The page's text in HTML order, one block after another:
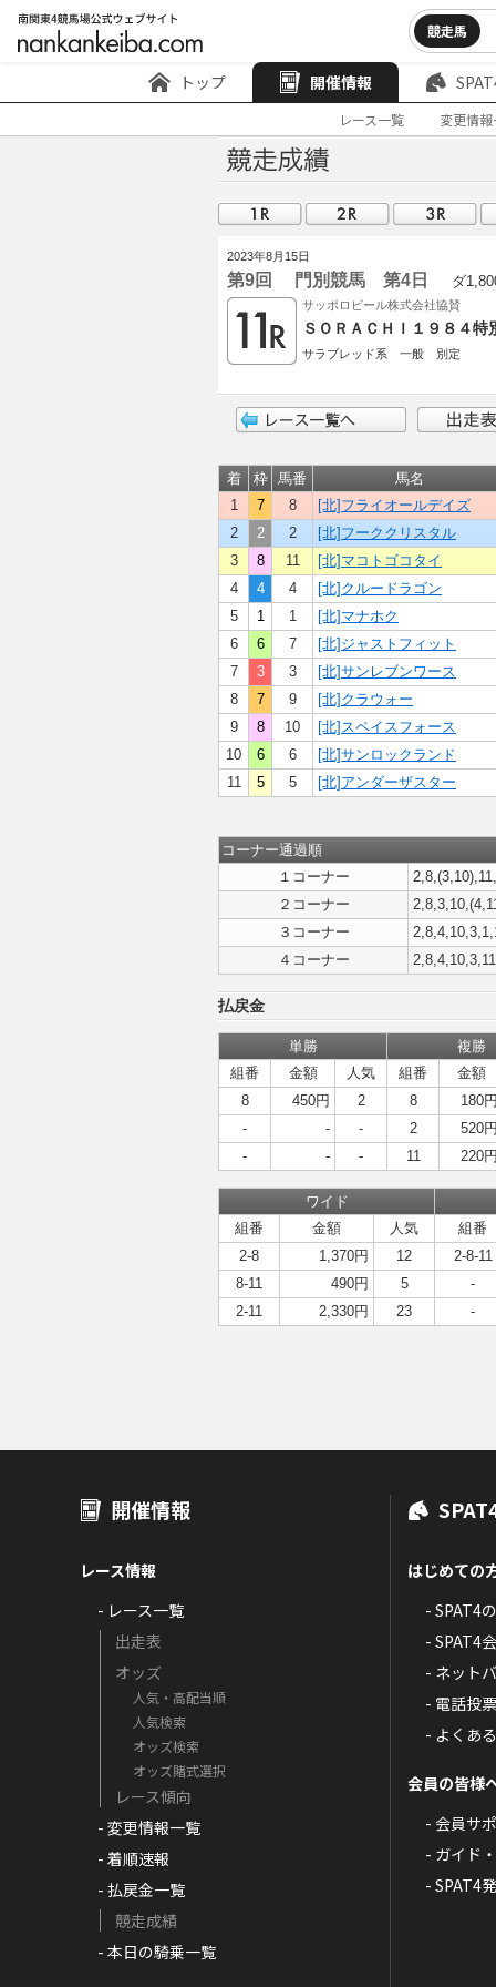
競走馬
トップ 開催情報
レース一覧 変更情
2023年8月15日
第9回 門別競馬 第4日 ダ
サッポロビール株式会社協賛
ＳＯＲＡＣＨＩ１９８４
サラブレッド系 一般 別定
着 枠 馬番
馬名
1
7 8
[北]フライオールデイズ
2
2 2
[北]フーククリスタル
3
8 11
[北]マコトゴコタイ
4
4 4
[北]クルードラゴン
5
1 1
[北]マナホク
6
6 7
[北]ジャストフィット
7
3 3
[北]サンレブンワース
8
7 9
[北]クラウォー
9
8 10
[北]スペイスフォース
10
6 6
[北]サンロックランド
11
5 5 [北]アンダーザスター
コーナー通過順
１コーナー
２コーナー
３コーナー
４コーナー
払戻金
単勝
複勝
組番
金額 人気 組番
金額
8
450円 2 8
180
-
- - 2
520
-
- - 11 220
ワイド
組番
金額 人気
組番
2-8
1,370円 12
2-8-11
8-11
490円 5
-
2-11
2,330円 23 -
開催情報
レース情報
- レース一覧
出走表
オッズ
人気・高配当順
人気検索
オッズ検索
オッズ賭式選択
レース傾向
- 変更情報一覧
- 着順速報
- 払戻金一覧
競走成績
- 本日の騎乗一覧
はじめての
- SPAT4
- SPAT4
- ネット
- 電話投
- よくあ
会員の皆様
- 会員サ
- ガイド
- SPAT4